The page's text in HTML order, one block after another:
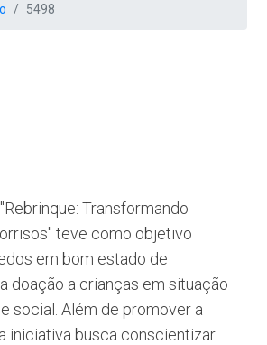
5498
Transformando
teve como objetivo
em bom estado de
doação a crianças em situação
social. Além de promover a
iniciativa busca conscientizar